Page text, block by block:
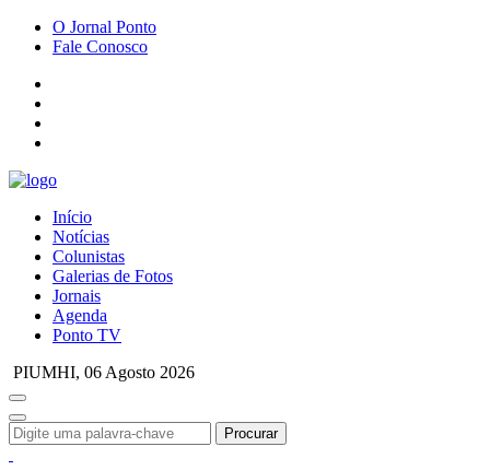
O Jornal Ponto
Fale Conosco
Início
Notícias
Colunistas
Galerias de Fotos
Jornais
Agenda
Ponto TV
PIUMHI, 06 Agosto 2026
Procurar